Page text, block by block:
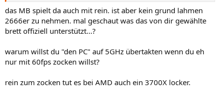
das MB spielt da auch mit rein. ist aber kein grund lahmen
2666er zu nehmen. mal geschaut was das von dir gewählte
brett offiziell unterstützt...?
warum willst du "den PC" auf 5GHz übertakten wenn du eh
nur mit 60fps zocken willst?
rein zum zocken tut es bei AMD auch ein 3700X locker.